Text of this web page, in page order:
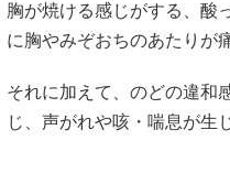
胸が焼ける感じがする、酸
に胸やみぞおちのあたりが
それに加えて、のどの違和
じ、声がれや咳・喘息が生